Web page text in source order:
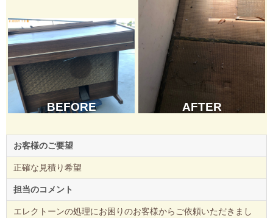
BEFORE AFTER
お客様のご要望
正確な見積り希望
担当のコメント
エレクトーンの処理にお困りのお客様からご依頼いただきまし